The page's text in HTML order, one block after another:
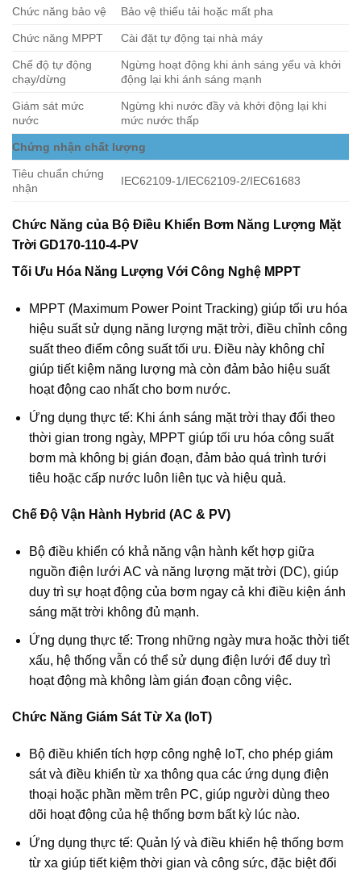
Chức năng bảo vệ Bảo vệ thiếu tải hoặc mất pha
Chức năng MPPT Cài đặt tự động tại nhà máy
Chế độ tự động
chạy/dừng
Ngừng hoạt động khi ánh sáng yếu và khởi
động lại khi ánh sáng mạnh
Giám sát mức
nước
Ngừng khi nước đầy và khởi động lại khi
mức nước thấp
Chứng nhận chất lượng
Tiêu chuẩn chứng
nhận
IEC62109-1/IEC62109-2/IEC61683
Chức Năng của Bộ Điều Khiển Bơm Năng Lượng Mặt
Trời GD170-110-4-PV
Tối Ưu Hóa Năng Lượng Với Công Nghệ MPPT
MPPT (Maximum Power Point Tracking) giúp tối ưu hóa
hiệu suất sử dụng năng lượng mặt trời, điều chỉnh công
suất theo điểm công suất tối ưu. Điều này không chỉ
giúp tiết kiệm năng lượng mà còn đảm bảo hiệu suất
hoạt động cao nhất cho bơm nước.
Ứng dụng thực tế: Khi ánh sáng mặt trời thay đổi theo
thời gian trong ngày, MPPT giúp tối ưu hóa công suất
bơm mà không bị gián đoạn, đảm bảo quá trình tưới
tiêu hoặc cấp nước luôn liên tục và hiệu quả.
Chế Độ Vận Hành Hybrid (AC & PV)
Bộ điều khiển có khả năng vận hành kết hợp giữa
nguồn điện lưới AC và năng lượng mặt trời (DC), giúp
duy trì sự hoạt động của bơm ngay cả khi điều kiện ánh
sáng mặt trời không đủ mạnh.
Ứng dụng thực tế: Trong những ngày mưa hoặc thời tiết
xấu, hệ thống vẫn có thể sử dụng điện lưới để duy trì
hoạt động mà không làm gián đoạn công việc.
Chức Năng Giám Sát Từ Xa (IoT)
Bộ điều khiển tích hợp công nghệ IoT, cho phép giám
sát và điều khiển từ xa thông qua các ứng dụng điện
thoại hoặc phần mềm trên PC, giúp người dùng theo
dõi hoạt động của hệ thống bơm bất kỳ lúc nào.
Ứng dụng thực tế: Quản lý và điều khiển hệ thống bơm
từ xa giúp tiết kiệm thời gian và công sức, đặc biệt đối